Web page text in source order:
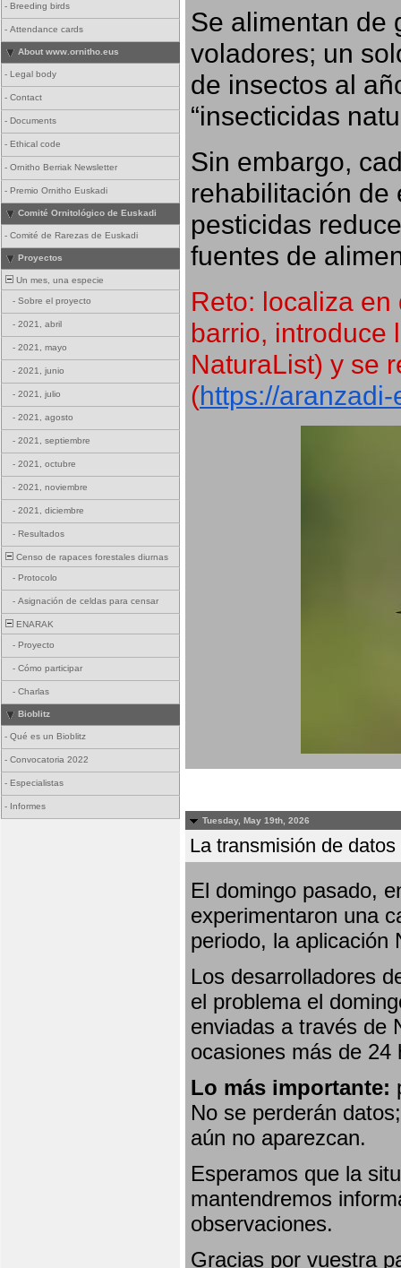
- Breeding birds
- Attendance cards
About www.ornitho.eus
- Legal body
- Contact
- Documents
- Ethical code
- Ornitho Berriak Newsletter
- Premio Ornitho Euskadi
Comité Ornitológico de Euskadi
- Comité de Rarezas de Euskadi
Proyectos
Un mes, una especie
- Sobre el proyecto
- 2021, abril
- 2021, mayo
- 2021, junio
- 2021, julio
- 2021, agosto
- 2021, septiembre
- 2021, octubre
- 2021, noviembre
- 2021, diciembre
- Resultados
Censo de rapaces forestales diurnas
- Protocolo
- Asignación de celdas para censar
ENARAK
- Proyecto
- Cómo participar
- Charlas
Bioblitz
- Qué es un Bioblitz
- Convocatoria 2022
- Especialistas
- Informes
Se alimentan de
voladores; un
de insectos al
“insecticidas
Sin embargo,
rehabilitación de
pesticidas
fuentes de
Reto: localiza
barrio, introduce
NaturaList) y se
(https://
Tuesday, May 19th, 2026
La transmisión de
El domingo pasado,
experimentaron una
periodo, la aplicación
Los desarrolladores
el problema el
enviadas a través de
ocasiones más de 24
Lo más importante:
No se perderán
aún no aparezcan.
Esperamos que la
mantendremos
observaciones.
Gracias por vuestra